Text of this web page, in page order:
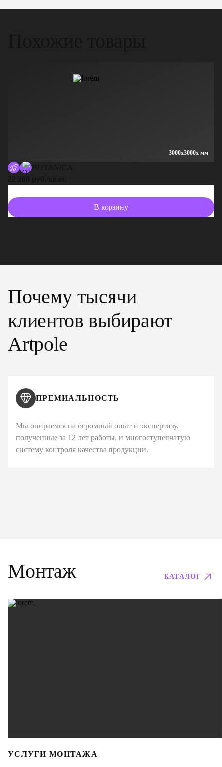
3000x3000x мм
В корзину
Почему тысячи
клиентов выбирают
Artpole
ПРЕМИАЛЬНОСТЬ
Мы опираемся на огромный опыт и экспертизу,
полученные за 12 лет работы, и многоступенчатую
систему контроля качества продукции.
Монтаж КАТАЛОГ
УСЛУГИ МОНТАЖА